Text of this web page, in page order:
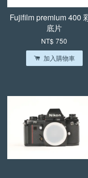
Fujifilm premium 400
底片
NT$ 750
加入購物車